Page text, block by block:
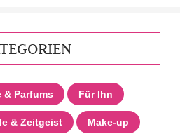
& Parfums Für Ihn
& Zeitgeist Make-up